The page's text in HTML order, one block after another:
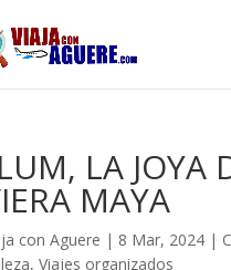
LA JOYA
MAYA
con Aguere | 8 Mar, 2024|
, Viajes organizados